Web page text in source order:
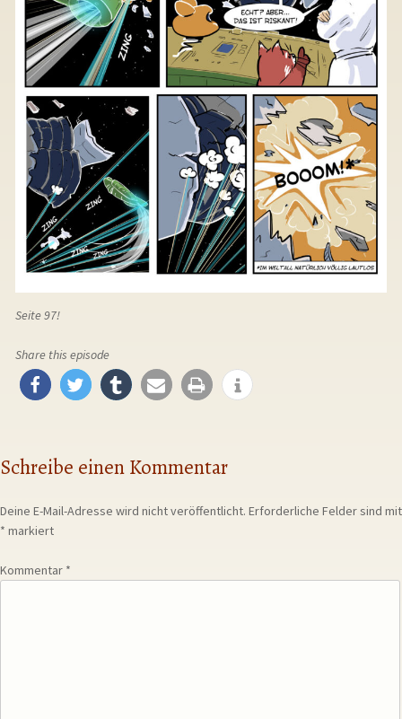
Seite 97!
Share this episode
Schreibe einen Kommentar
Deine E-Mail-Adresse wird nicht veröffentlicht. Erforderliche Felder sind mit
* markiert
Kommentar *